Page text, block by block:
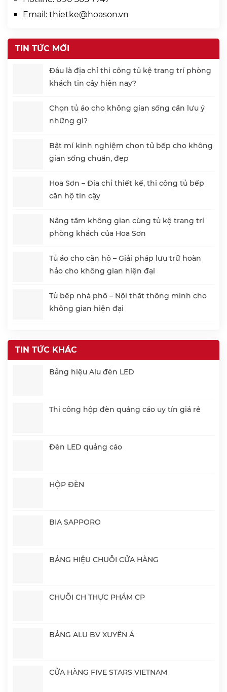
Email: thietke@hoason.vn
TIN TỨC MỚI
Đâu là địa chỉ thi công tủ kệ trang trí phòng
khách tin cậy hiện nay?
Chọn tủ áo cho không gian sống cần lưu ý
những gì?
Bật mí kinh nghiệm chọn tủ bếp cho không
gian sống chuẩn, đẹp
Hoa Sơn – Địa chỉ thiết kế, thi công tủ bếp
căn hộ tin cậy
Nâng tầm không gian cùng tủ kệ trang trí
phòng khách của Hoa Sơn
Tủ áo cho căn hộ – Giải pháp lưu trữ hoàn
hảo cho không gian hiện đại
Tủ bếp nhà phố – Nội thất thông minh cho
không gian hiện đại
TIN TỨC KHÁC
Bảng hiệu Alu đèn LED
Thi công hộp đèn quảng cáo uy tín giá rẻ
Đèn LED quảng cáo
HỘP ĐÈN
BIA SAPPORO
BẢNG HIỆU CHUỖI CỬA HÀNG
CHUỖI CH THỰC PHẨM CP
BẢNG ALU BV XUYÊN Á
CỬA HÀNG FIVE STARS VIETNAM